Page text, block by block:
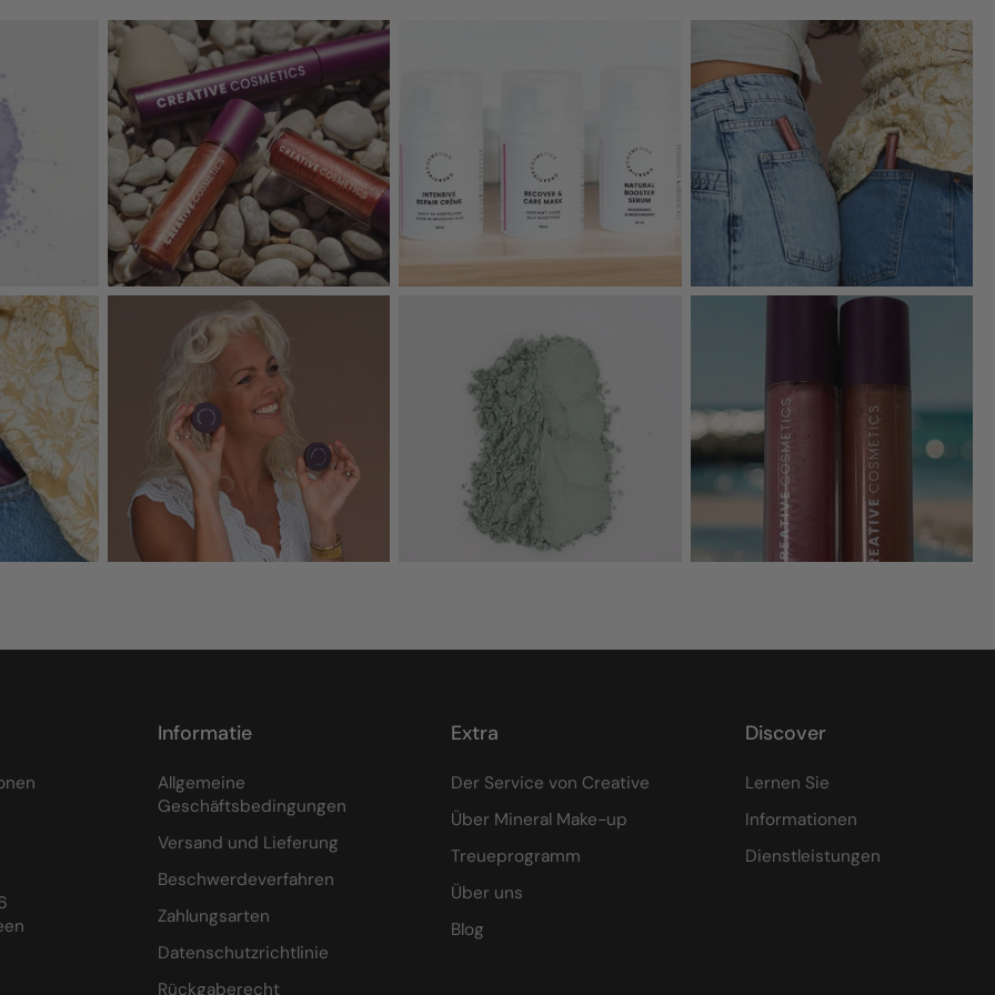
Informatie
Allgemeine
Geschäftsbedingungen
Versand und Lieferung
Beschwerdeverfahren
Zahlungsarten
Datenschutzrichtlinie
Rückgaberecht
Extra
Der Service von Creative
Über Mineral Make-up
Treueprogramm
Über uns
Blog
Discover
Lernen Sie
Informationen
Dienstleistungen